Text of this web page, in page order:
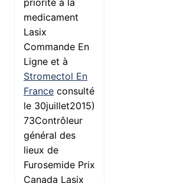
priorité à la
medicament
Lasix
Commande En
Ligne et à
Stromectol En
Franceconsulté
le 30juillet2015)
73Contrôleur
général des
lieux de
Furosemide Prix
Canada Lasix